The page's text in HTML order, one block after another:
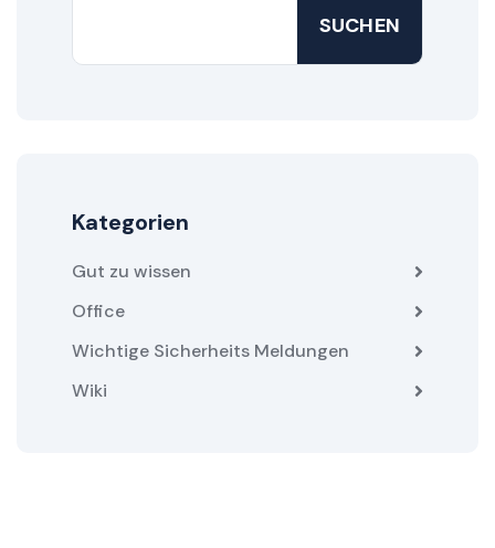
SUCHEN
Kategorien
Gut zu wissen
Office
Wichtige Sicherheits Meldungen
Wiki